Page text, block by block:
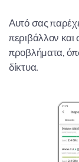
Αυτό σας
περιβάλλον και
προβλήματα,
δίκτυα.